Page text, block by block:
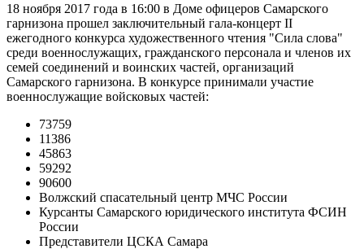
18 ноября 2017 года в 16:00 в Доме офицеров Самарского
гарнизона прошел заключительный гала-концерт II
ежегодного конкурса художественного чтения "Сила слова"
среди военнослужащих, гражданского персонала и членов их
семей соединений и воинских частей, организаций
Самарского гарнизона. В конкурсе принимали участие
военнослужащие войсковых частей:
73759
11386
45863
59292
90600
Волжский спасательный центр МЧС России
Курсанты Самарского юридического института ФСИН
России
Представители ЦСКА Самара